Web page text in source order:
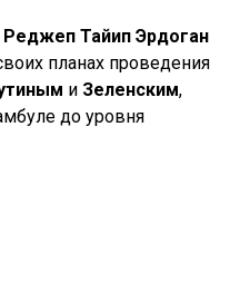
Реджеп Тайип Эрдоган
планах проведения
и Зеленским,
до уровня